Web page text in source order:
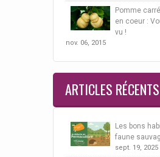
Pomme
en coeur :
vu !
nov. 06, 2015
ARTICLES RÉCENTS
Les bons
faune
sept. 19, 2025